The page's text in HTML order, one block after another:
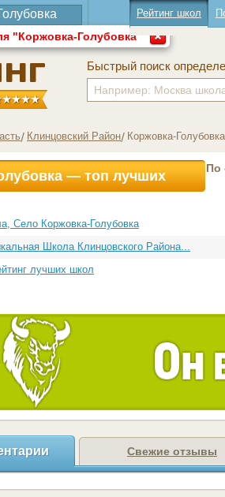
"Коржовка-Голубовка"
Рейтинг школ
Быстрый поиск
Клинцовский Район Коржовка-
— топ лучших
По
Село Коржовка-Голубовка
Школа Клинцовского Района...
лучших школ
Свежие отзывы